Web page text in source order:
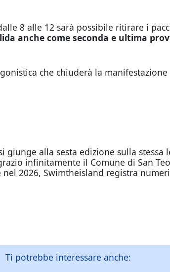
8 alle 12 sarà possibile ritirare i
anche come seconda e ultima
che chiuderà la
giunge alla sesta edizione sulla
infinitamente il Comune di San
2026, Swimtheisland registra
Ti potrebbe interessare anche: